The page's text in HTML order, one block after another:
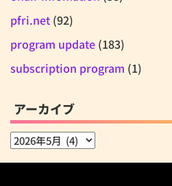
pfri.net (92)
program update (183)
subscription program (1)
アーカイブ
ア